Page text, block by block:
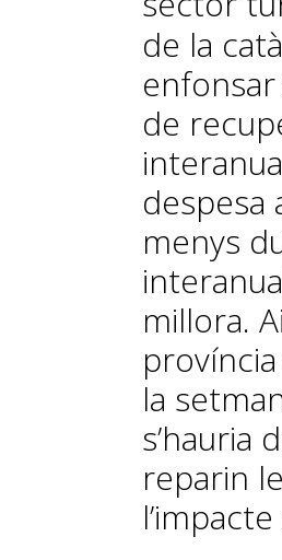
de la
enfonsar
de
despesa
menys
millora.
la
s’hauria
reparin